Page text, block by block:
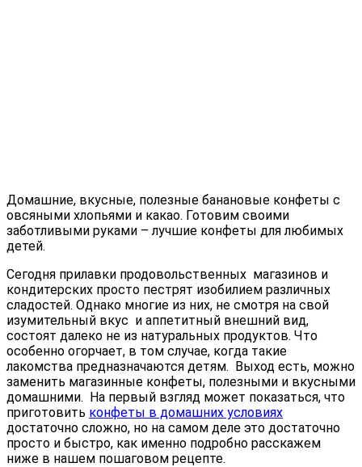
Домашние, вкусные, полезные банановые конфеты с
овсяными хлопьями и какао. Готовим своими
заботливыми руками – лучшие конфеты для любимых
детей.
Сегодня прилавки продовольственных магазинов и
кондитерских просто пестрят изобилием различных
сладостей. Однако многие из них, не смотря на свой
изумительный вкус и аппетитный внешний вид,
состоят далеко не из натуральных продуктов. Что
особенно огорчает, в том случае, когда такие
лакомства предназначаются детям. Выход есть, можно
заменить магазинные конфеты, полезными и вкусными
домашними. На первый взгляд может показаться, что
приготовить конфеты в домашних условиях
достаточно сложно, но на самом деле это достаточно
просто и быстро, как именно подробно расскажем
ниже в нашем пошаговом рецепте.